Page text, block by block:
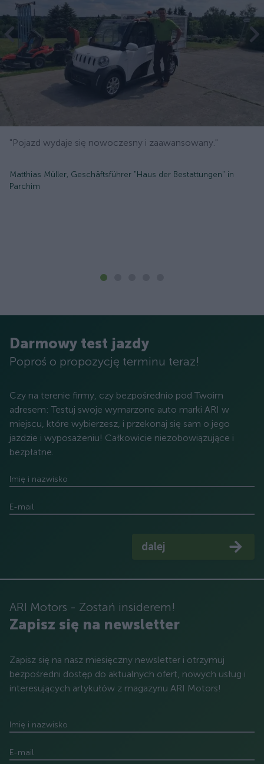
"Pojazd wydaje się nowoczesny i zaawansowany."
Matthias Müller, Geschäftsführer "Haus der Bestattungen" in
Parchim
Darmowy test jazdy
Poproś o propozycję terminu teraz!
Czy na terenie firmy, czy bezpośrednio pod Twoim
adresem: Testuj swoje wymarzone auto marki ARI w
miejscu, które wybierzesz, i przekonaj się sam o jego
jazdzie i wyposażeniu! Całkowicie niezobowiązujące i
bezpłatne.
Imię i nazwisko
E-mail
dalej
ARI Motors - Zostań insiderem!
Zapisz się na newsletter
Zapisz się na nasz miesięczny newsletter i otrzymuj
bezpośredni dostęp do aktualnych ofert, nowych usług i
interesujących artykułów z magazynu ARI Motors!
Imię i nazwisko
E-mail